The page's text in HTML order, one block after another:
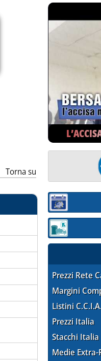
Torna su
Sezione:
Sezione:
Prezzi Rete
Margini
Listini
Prezzi Italia
Stacchi Italia
Medie Extra-